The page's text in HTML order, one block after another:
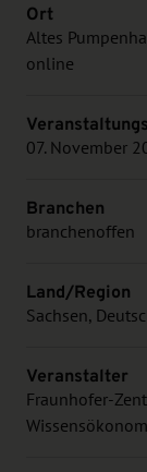
Ort
Altes
online
07. November
Branchen
branchenoffen
Land/Region
Sachsen,
Veranstalter
Fraunhofer-